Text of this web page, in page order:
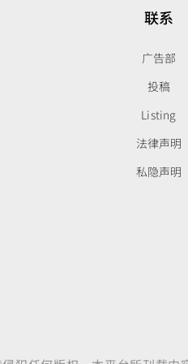
联系
广告部
投稿
Listing
法律声明
私隐声明